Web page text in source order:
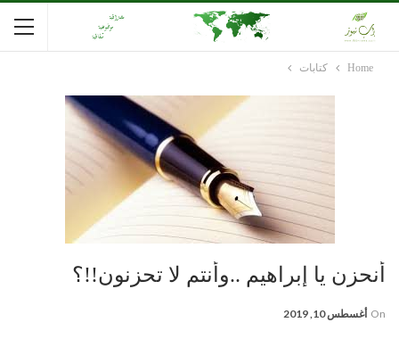
Home كتابات
أنحزن يا إبراهيم ..وأنتم ﻻ تحزنون!!؟
On أغسطس 10, 2019